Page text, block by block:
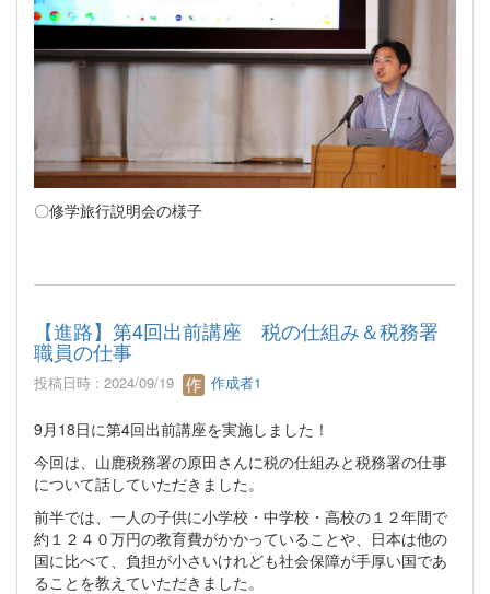
〇修学旅行説明会の様子
【進路】第4回出前講座 税の仕組み＆税務署
職員の仕事
投稿日時 : 2024/09/19 作成者1
9月18日に第4回出前講座を実施しました！
今回は、山鹿税務署の原田さんに税の仕組みと税務署の仕事
について話していただきました。
前半では、一人の子供に小学校・中学校・高校の１２年間で
約１２４０万円の教育費がかかっていることや、日本は他の
国に比べて、負担が小さいけれども社会保障が手厚い国であ
ることを教えていただきました。